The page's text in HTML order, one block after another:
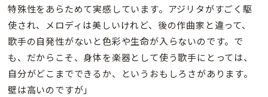
特殊性をあらためて実感しています。アジリタがすごく駆
使され、メロディは美しいけれど、後の作曲家と違って、
歌手の自発性がないと色彩や生命が入らないのです。で
も、だからこそ、身体を楽器として使う歌手にとっては、
自分がどこまでできるか、というおもしろさがあります。
壁は高いのですが」